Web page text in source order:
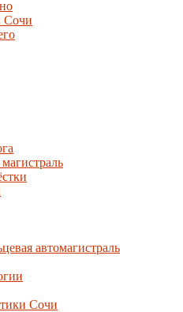
Сочи
автомагистраль
Сочи